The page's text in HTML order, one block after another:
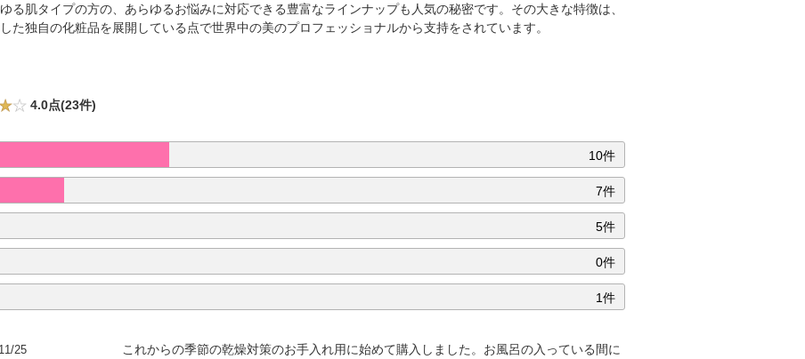
る肌タイプの方の、あらゆるお悩みに対応できる豊富なラインナップも人気の秘密です。その大きな特徴は、
た独自の化粧品を展開している点で世界中の美のプロフェッショナルから支持をされています。
4.0点(23件)
10件
7件
5件
0件
1件
25
これからの季節の乾燥対策のお手入れ用に始めて購入しました。お風呂の入っている間に